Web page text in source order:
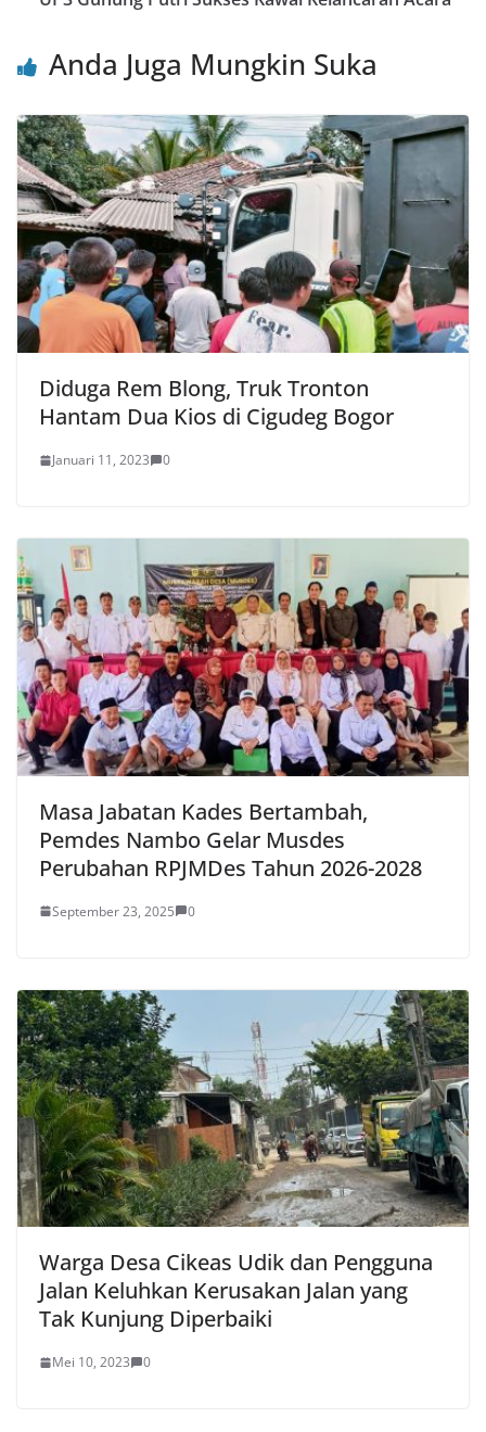
Anda Juga Mungkin Suka
Diduga Rem Blong, Truk Tronton
Hantam Dua Kios di Cigudeg Bogor
Januari 11, 2023 0
Masa Jabatan Kades Bertambah,
Pemdes Nambo Gelar Musdes
Perubahan RPJMDes Tahun 2026-2028
September 23, 2025 0
Warga Desa Cikeas Udik dan Pengguna
Jalan Keluhkan Kerusakan Jalan yang
Tak Kunjung Diperbaiki
Mei 10, 2023 0